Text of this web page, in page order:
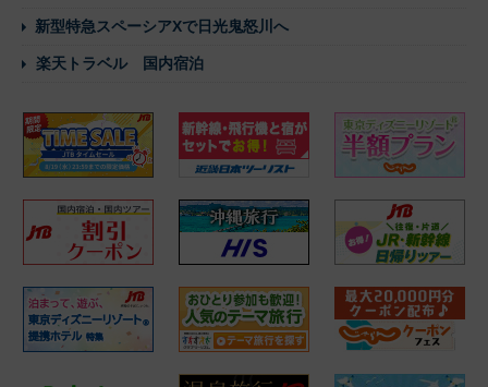
新型特急スペーシアXで日光鬼怒川へ
楽天トラベル 国内宿泊